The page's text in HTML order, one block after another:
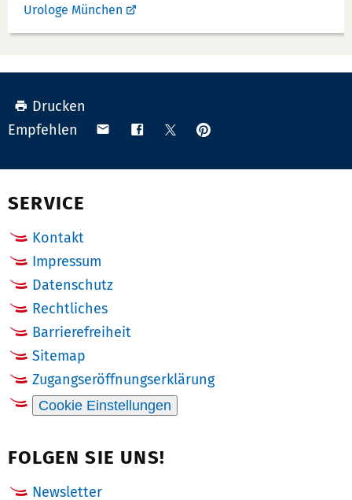
Urologe München
Drucken
Empfehlen
Teilen Teilen TeilenAnpinnen
SERVICE
Kontakt
Impressum
Datenschutz
Rechtliches
Barrierefreiheit
Sitemap
Zugangseröffnungserklärung
Cookie Einstellungen
FOLGEN SIE UNS!
Newsletter